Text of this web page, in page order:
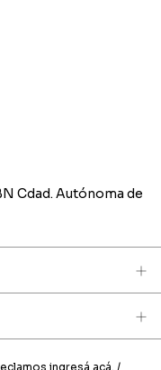
Cdad. Autónoma de
ingresá acá. /